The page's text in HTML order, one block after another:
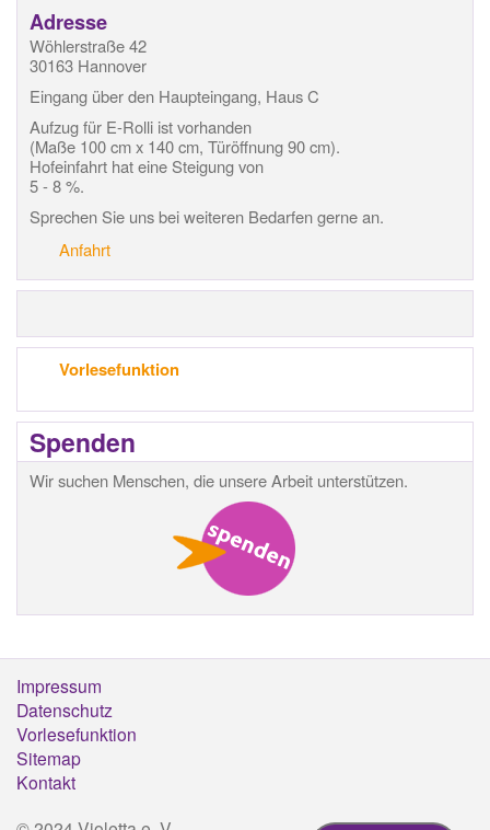
Adresse
Wöhlerstraße 42
30163 Hannover
Eingang über den Haupteingang, Haus C
Aufzug für E-Rolli ist vorhanden
(Maße 100 cm x 140 cm, Türöffnung 90 cm).
Hofeinfahrt hat eine Steigung von
5 - 8 %.
Sprechen Sie uns bei weiteren Bedarfen gerne an.
Anfahrt
Vorlesefunktion
Spenden
Wir suchen Menschen, die unsere Arbeit unterstützen.
Footermenü
Impressum
Datenschutz
Vorlesefunktion
Sitemap
Kontakt